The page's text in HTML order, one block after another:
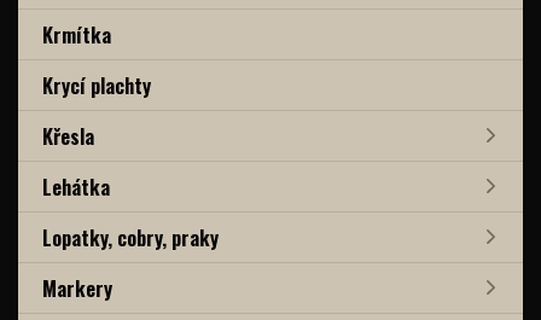
Krmítka
Krycí plachty
Křesla
Lehátka
Lopatky, cobry, praky
Markery